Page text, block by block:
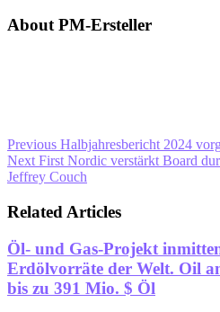
About PM-Ersteller
Previous Halbjahresbericht 2024
Next First Nordic verstärkt Board
Jeffrey Couch
Related Articles
Öl- und Gas-Projekt
Erdölvorräte der Welt. Oil
bis zu 391 Mio. $ Öl